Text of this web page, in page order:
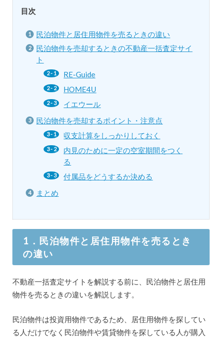
目次
民泊物件と居住用物件を売るときの違い
民泊物件を売却するときの不動産一括査定サイ
ト
RE-Guide
HOME4U
イエウール
民泊物件を売却するポイント・注意点
収支計算をしっかりしておく
内見のために一定の空室期間をつく
る
付属品をどうするか決める
まとめ
1．民泊物件と居住用物件を売るとき
の違い
不動産一括査定サイトを解説する前に、民泊物件と居住用
物件を売るときの違いを解説します。
民泊物件は投資用物件であるため、居住用物件を探してい
る人だけでなく民泊物件や賃貸物件を探している人が購入